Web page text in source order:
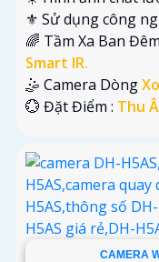
⚜️ Sử dụng công
🌈 Tầm Xa Ban
Smart IR.
🤹 Camera Dòng
️💮 Đặt Điểm : Thu
CAMERA